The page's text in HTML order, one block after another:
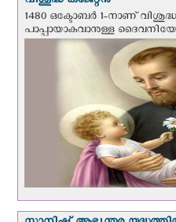
1480 ഒക്ടോബര്‍ 1-നാണ്
പാപ്പായാകുവാനുള്ള